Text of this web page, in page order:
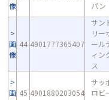
像
パン
画
像
44 4901777365407
サン
リー
ール
ィン
ス
画 45 4901880203054
サッ
ロビ